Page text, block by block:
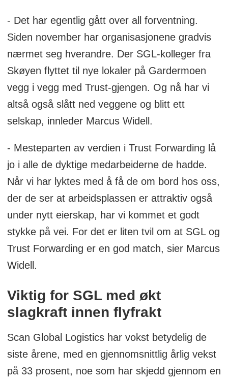
- Det har egentlig gått over all forventning.
Siden november har organisasjonene gradvis
nærmet seg hverandre. Der SGL-kolleger fra
Skøyen flyttet til nye lokaler på Gardermoen
vegg i vegg med Trust-gjengen. Og nå har vi
altså også slått ned veggene og blitt ett
selskap, innleder Marcus Widell.
- Mesteparten av verdien i Trust Forwarding lå
jo i alle de dyktige medarbeiderne de hadde.
Når vi har lyktes med å få de om bord hos oss,
der de ser at arbeidsplassen er attraktiv også
under nytt eierskap, har vi kommet et godt
stykke på vei. For det er liten tvil om at SGL og
Trust Forwarding er en god match, sier Marcus
Widell.
Viktig for SGL med økt
slagkraft innen flyfrakt
Scan Global Logistics har vokst betydelig de
siste årene, med en gjennomsnittlig årlig vekst
på 33 prosent, noe som har skjedd gjennom en